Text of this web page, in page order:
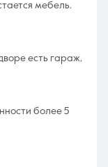
мебель.
есть гараж,
более 5